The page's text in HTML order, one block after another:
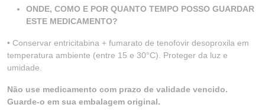
ONDE, COMO E POR QUANTO TEMPO POSSO GUARDAR
ESTE MEDICAMENTO?
• Conservar entricitabina + fumarato de tenofovir desoproxila em
temperatura ambiente (entre 15 e 30°C). Proteger da luz e
umidade.
Não use medicamento com prazo de validade vencido.
Guarde-o em sua embalagem original.